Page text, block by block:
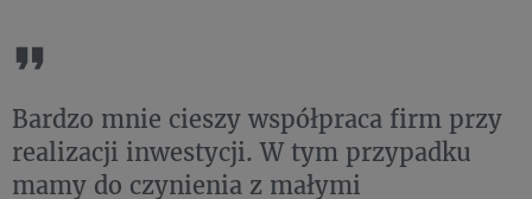
Bardzo mnie cieszy współpraca firm przy
realizacji inwestycji. W tym przypadku
mamy do czynienia z małymi